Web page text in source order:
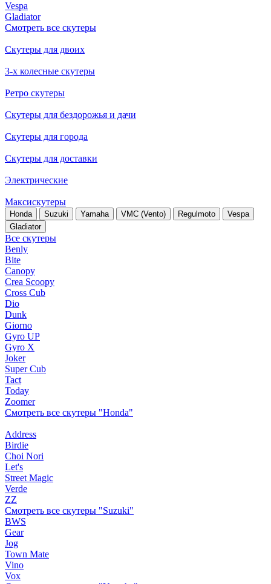
Vespa
Gladiator
Смотреть все скутеры
Скутеры для двоих
3-х колесные скутеры
Ретро скутеры
Скутеры для бездорожья и дачи
Скутеры для города
Скутеры для доставки
Электрические
Максискутеры
Honda Suzuki Yamaha VMC (Vento) Regulmoto
Vespa
Gladiator
Все скутеры
Benly
Bite
Canopy
Crea Scoopy
Cross Cub
Dio
Dunk
Giorno
Gyro UP
Gyro X
Joker
Super Cub
Tact
Today
Zoomer
Смотреть все скутеры "Honda"
Address
Birdie
Choi Nori
Let's
Street Magic
Verde
ZZ
Смотреть все скутеры "Suzuki"
BWS
Gear
Jog
Town Mate
Vino
Vox